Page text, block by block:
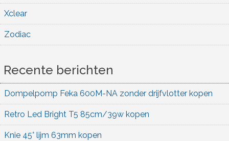
Xclear
Zodiac
Recente berichten
Dompelpomp Feka 600M-NA zonder drijfvlotter kopen
Retro Led Bright T5 85cm/39w kopen
Knie 45° lijm 63mm kopen